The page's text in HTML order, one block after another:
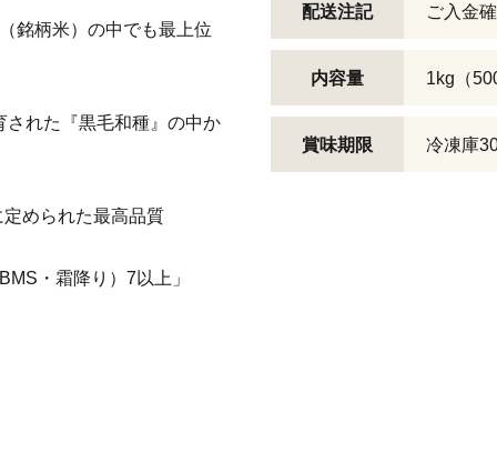
銘柄米）の中でも最上位
れた『黒毛和種』の中か
められた最高品質
・霜降り）7以上」
配送注記 ご入金
内容量 1kg（
賞味期限 冷凍庫